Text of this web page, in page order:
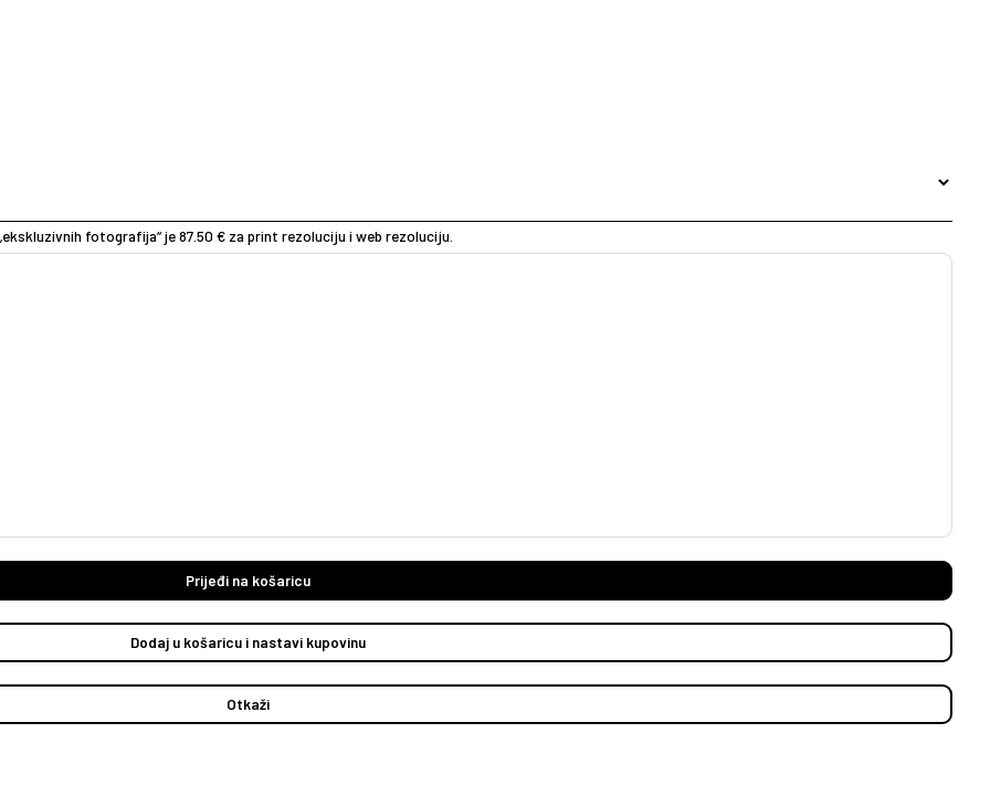
fotografija“ je 87.50 € za print rezoluciju i web rezoluciju.
Prijeđi na košaricu
Dodaj u košaricu i nastavi kupovinu
Otkaži